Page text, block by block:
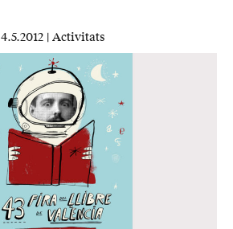
4.5.2012 | Activitats